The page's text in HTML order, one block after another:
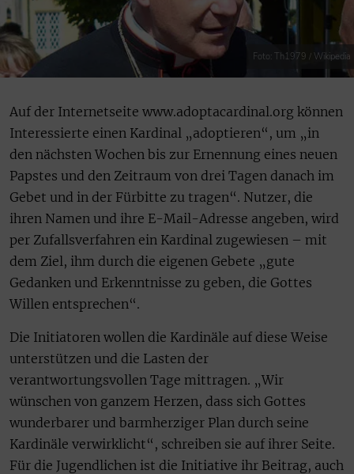
Foto: Th1979 / Wikipedia
Auf der Internetseite www.adoptacardinal.org können
Interessierte einen Kardinal „adoptieren“, um „in
den nächsten Wochen bis zur Ernennung eines neuen
Papstes und den Zeitraum von drei Tagen danach im
Gebet und in der Fürbitte zu tragen“. Nutzer, die
ihren Namen und ihre E-Mail-Adresse angeben, wird
per Zufallsverfahren ein Kardinal zugewiesen – mit
dem Ziel, ihm durch die eigenen Gebete „gute
Gedanken und Erkenntnisse zu geben, die Gottes
Willen entsprechen“.
Die Initiatoren wollen die Kardinäle auf diese Weise
unterstützen und die Lasten der
verantwortungsvollen Tage mittragen. „Wir
wünschen von ganzem Herzen, dass sich Gottes
wunderbarer und barmherziger Plan durch seine
Kardinäle verwirklicht“, schreiben sie auf ihrer Seite.
Für die Jugendlichen ist die Initiative ihr Beitrag, auch